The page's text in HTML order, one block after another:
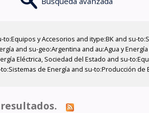
y Accesorios and itype:BK and su-
and su-geo:Argentina and au:Agua y
Eléctrica, Sociedad del Estado and su-
de Energía and su-to:Producción